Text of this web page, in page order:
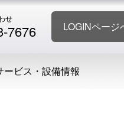
せ
7676
ービス・設備情報